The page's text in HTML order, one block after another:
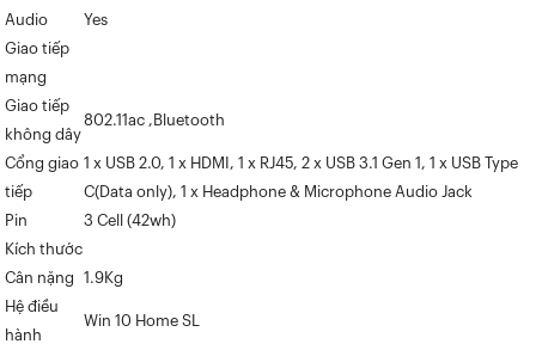
Audio
Yes
Giao tiếp
mạng
Giao tiếp
không dây
802.11ac ,Bluetooth
Cổng giao
tiếp
1 x USB 2.0, 1 x HDMI, 1 x RJ45, 2 x USB 3.1 Gen 1, 1 x USB Type
C(Data only), 1 x Headphone & Microphone Audio Jack
Pin
3 Cell (42wh)
Kích thước
Cân nặng
1.9Kg
Hệ điều
hành
Win 10 Home SL